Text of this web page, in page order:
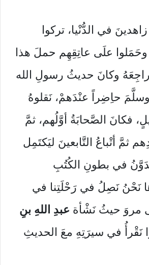
في الدُّنْيا، تركوا
وحَمَلوا علَى عاتِقِهِم حملَ هذا
وكانَ حديثُ رسولِ الله
حاِضِراً عنْدَهمْ، نَقلوهُ
فكانَ الصَّحابَةُ أوَّلُهم، ثمَّ
ثمَّ أتْباعُ التَّابعينَ ليَكتَمِل
في بطونِ الكُتُبِ
نَحْنُ نَصِلُ في رَحْلَتِنا في
مروَ حيثُ نَشْأة عبدِ اللهِ بنِ
نَقْرأُ في سيرَتِهِ معَ الحديثِ